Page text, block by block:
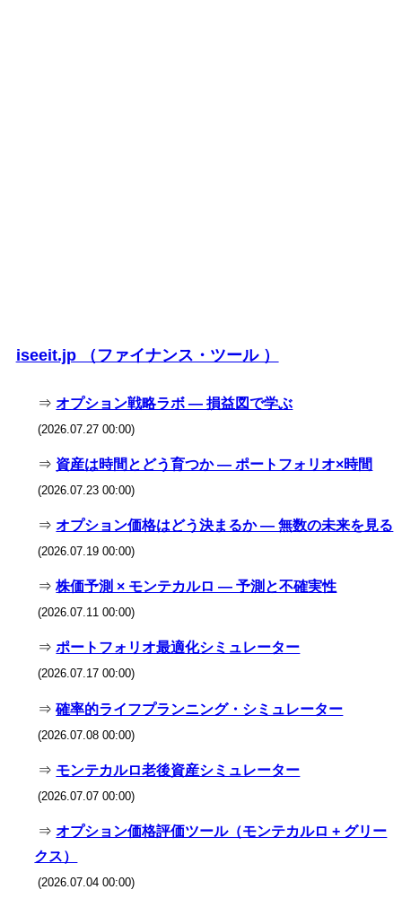
iseeit.jp （ファイナンス・ツール ）
⇒オプション戦略ラボ — 損益図で学ぶ
(2026.07.27 00:00)
⇒ 資産は時間とどう育つか — ポートフォリオ×時間
(2026.07.23 00:00)
⇒オプション価格はどう決まるか — 無数の未来を見る
(2026.07.19 00:00)
⇒株価予測 × モンテカルロ — 予測と不確実性
(2026.07.11 00:00)
⇒ポートフォリオ最適化シミュレーター
(2026.07.17 00:00)
⇒確率的ライフプランニング・シミュレーター
(2026.07.08 00:00)
⇒ モンテカルロ老後資産シミュレーター
(2026.07.07 00:00)
⇒オプション価格評価ツール（モンテカルロ + グリー
クス）
(2026.07.04 00:00)